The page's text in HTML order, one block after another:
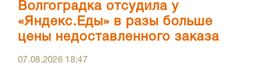
Волгоградка отсудила у
«Яндекс.Еды» в разы больше
цены недоставленного заказа
07.08.2026 18:47